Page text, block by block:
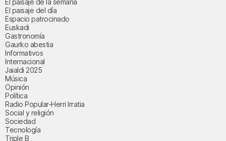
El paisaje de la semana
El paisaje del día
Espacio patrocinado
Euskadi
Gastronomía
Gaurko abestia
Informativos
Internacional
Jaialdi 2025
Música
Opinión
Política
Radio Popular-Herri Irratia
Social y religión
Sociedad
Tecnología
Triple B